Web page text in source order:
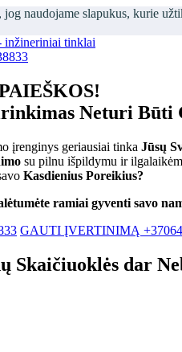
naudojame slapukus, kurie
Neturi Būti
įrenginys geriausiai tinka Jūsų
su pilnu išpildymu ir
Kasdienius Poreikius?
ramiai gyventi savo
GAUTI ĮVERTINIMĄ
Skaičiuoklės dar